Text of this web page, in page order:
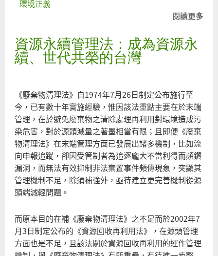
環境正義
閱讀更多
資源永續管理法：成為資源永
續、世代共榮的台灣
《廢棄物清理法》自1974年7月26日制定公布施行至
今，已有數十年實施經驗，惟因該法重點主要在於末端
管理，在於避免廢棄物之清除處理再利用對環境造成污
染危害，對於源頭減量之著墨相當有限；且即便《廢棄
物清理法》在末端管理方面已發展出諸多機制，比如流
向申報追蹤，卻因受管制者為追逐龐大不當利得而頻鑽
漏洞，而無法有效抑制非法棄置事件頻傳現象，突顯其
管理機制不足，除須補強外，亟待建立更完善機制從源
頭端減輕問題。
而原本目的在補《廢棄物清理法》之不足而於2002年7
月3日制定公布的《資源回收再利用法》，在源頭管理
方面也是不足，且該法關於資源回收再利用的運作管理